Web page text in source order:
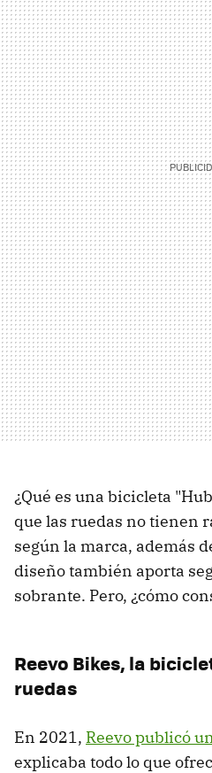
¿Qué es una bicicleta
que las ruedas no tienen
según la marca, además
diseño también aporta
sobrante. Pero, ¿cómo
Reevo Bikes, la
ruedas
En 2021, Reevo publicó
explicaba todo lo que